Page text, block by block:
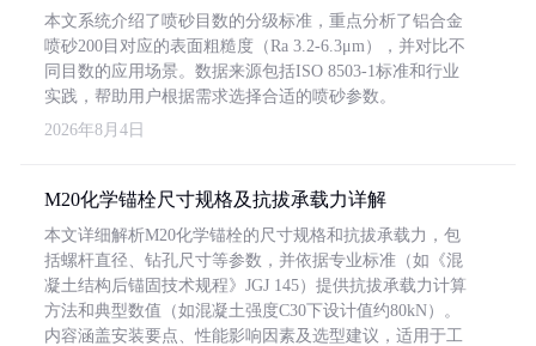
本文系统介绍了喷砂目数的分级标准，重点分析了铝合金
喷砂200目对应的表面粗糙度（Ra 3.2-6.3μm），并对比不
同目数的应用场景。数据来源包括ISO 8503-1标准和行业
实践，帮助用户根据需求选择合适的喷砂参数。
2026年8月4日
M20化学锚栓尺寸规格及抗拔承载力详解
本文详细解析M20化学锚栓的尺寸规格和抗拔承载力，包
括螺杆直径、钻孔尺寸等参数，并依据专业标准（如《混
凝土结构后锚固技术规程》JGJ 145）提供抗拔承载力计算
方法和典型数值（如混凝土强度C30下设计值约80kN）。
内容涵盖安装要点、性能影响因素及选型建议，适用于工